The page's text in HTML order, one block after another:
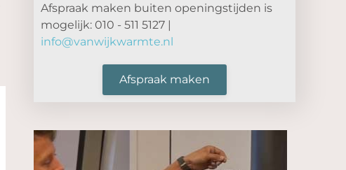
Afspraak maken buiten openingstijden is
mogelijk: 010 - 511 5127 |
info@vanwijkwarmte.nl
Afspraak maken